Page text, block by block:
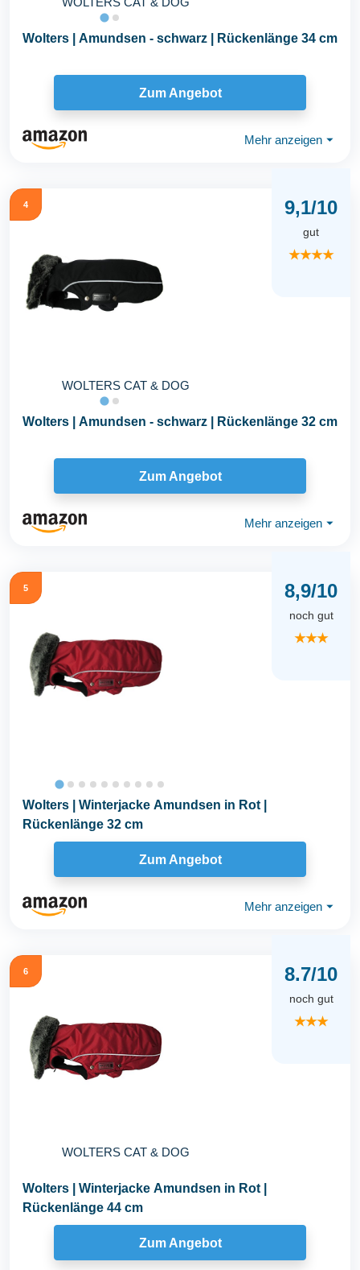
Wolters | Amundsen - schwarz | Rückenlänge 34 cm
Zum Angebot
Mehr anzeigen ⏷
4
WOLTERS CAT & DOG
9,1/10
gut
★★★★
Wolters | Amundsen - schwarz | Rückenlänge 32 cm
Zum Angebot
Mehr anzeigen ⏷
5 8,9/10
noch gut
★★★
Wolters | Winterjacke Amundsen in Rot |
Rückenlänge 32 cm
Zum Angebot
Mehr anzeigen ⏷
6
WOLTERS CAT & DOG
8.7/10
noch gut
★★★
Wolters | Winterjacke Amundsen in Rot |
Rückenlänge 44 cm
Zum Angebot